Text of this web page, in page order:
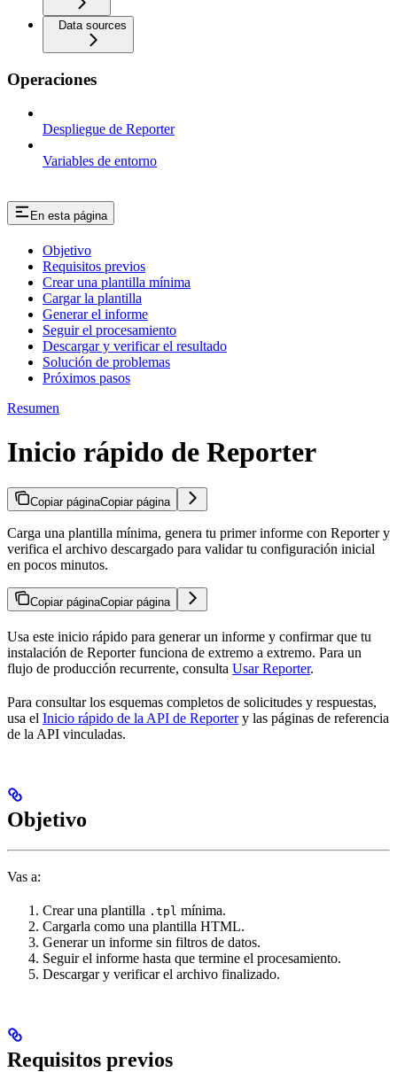
Data sources
Operaciones
Despliegue de Reporter
Variables de entorno
En esta página
Objetivo
Requisitos previos
Crear una plantilla mínima
Cargar la plantilla
Generar el informe
Seguir el procesamiento
Descargar y verificar el resultado
Solución de problemas
Próximos pasos
Resumen
Inicio rápido de Reporter
Copiar páginaCopiar página
Carga una plantilla mínima, genera tu primer informe con Reporter y
verifica el archivo descargado para validar tu configuración inicial
en pocos minutos.
Copiar páginaCopiar página
Usa este inicio rápido para generar un informe y confirmar que tu
instalación de Reporter funciona de extremo a extremo. Para un
flujo de producción recurrente, consulta Usar Reporter.
Para consultar los esquemas completos de solicitudes y respuestas,
usa el Inicio rápido de la API de Reportery las páginas de referencia
de la API vinculadas.
Objetivo
Vas a:
Crear una plantilla .tpl mínima.
Cargarla como una plantilla HTML.
Generar un informe sin filtros de datos.
Seguir el informe hasta que termine el procesamiento.
Descargar y verificar el archivo finalizado.
Requisitos previos